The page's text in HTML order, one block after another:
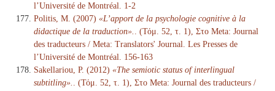
l’Université de Montréal. 1-2
Politis, M. (2007) «L’apport de la psychologie cognitive à la
didactique de la traduction».
. (Τόμ. 52, τ. 1), Στο Meta: Journal
des traducteurs / Meta: Translators' Journal. Les Presses de
l’Université de Montréal. 156-163
Sakellariou, P. (2012) «The semiotic status of interlingual
subtitling».
. (Τόμ. 52, τ. 1), Στο Meta: Journal des traducteurs /